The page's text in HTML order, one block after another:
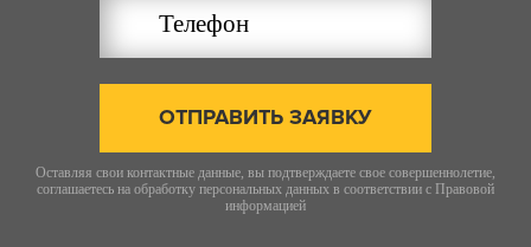
ОТПРАВИТЬ ЗАЯВКУ
Оставляя свои контактные данные, вы подтверждаете свое совершеннолетие,
соглашаетесь на обработку персональных данных в соответствии с Правовой
информацией